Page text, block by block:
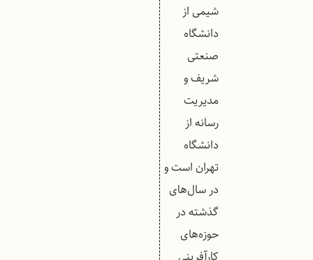
شیمی از
دانشگاه
صنعتی
شریف و
مدیریت
رسانه از
دانشگاه
تهران است و
در سال‌های
گذشته در
حوزه‌های